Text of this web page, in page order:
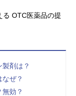
る OTC医薬品の提
剤は？
ぜ？
効？